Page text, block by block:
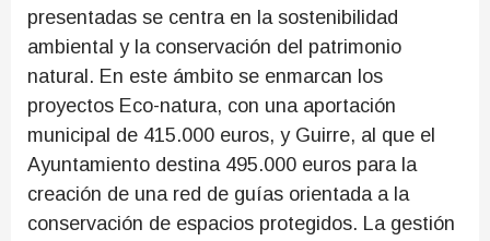
presentadas se centra en la sostenibilidad
ambiental y la conservación del patrimonio
natural. En este ámbito se enmarcan los
proyectos Eco-natura, con una aportación
municipal de 415.000 euros, y Guirre, al que el
Ayuntamiento destina 495.000 euros para la
creación de una red de guías orientada a la
conservación de espacios protegidos. La gestión